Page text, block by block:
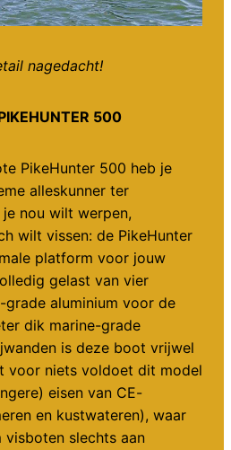
nagedacht!
500
PikeHunter 500 heb je
alleskunner ter
nou wilt werpen,
wilt vissen: de PikeHunter
platform voor jouw
gelast van vier
aluminium voor de
dik marine-grade
is deze boot vrijwel
voor niets voldoet dit model
eisen van CE-
en kustwateren), waar
visboten slechts aan